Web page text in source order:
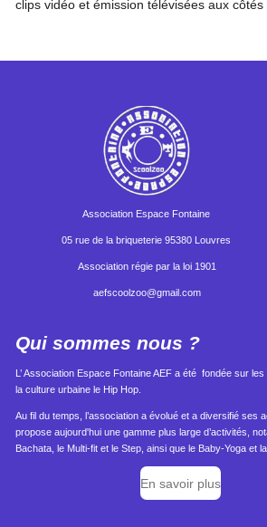
clips vidéo et émission télévisées aux côtés
Association Espace Fontaine
05 rue de la briqueterie 95380 Louvres
Association régie par la loi 1901
aefscoolzoo@gmail.com
Qui sommes nous ?
L’ Association Espace Fontaine AEF a été fondée sur
la culture urbaine le Hip Hop.
Au fil du temps, l’association a évolué et a diversifié ses
propose aujourd'hui une gamme plus large d’activités,
Bachata, le Multi-fit et le Step, ainsi que le Baby-Yoga et
En savoir plus